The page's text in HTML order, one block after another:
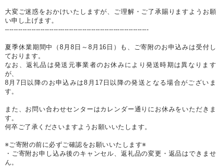
大変ご迷惑をおかけいたしますが、ご理解・ご了承賜りますようお願
い申し上げます。
-----------------------------------------------------------------
夏季休業期間中（8月8日～8月16日）も、ご寄附のお申込みは受付し
ております。
なお、返礼品は発送元事業者のお休みにより発送時期は異なります
が、
8月7日以降のお申込みは8月17日以降の発送となる場合がございま
す。
また、お問い合わせセンターはカレンダー通りにお休みをいただきま
す。
何卒ご了承くださいますようお願いいたします。
※ご寄附の前に必ずご確認をお願いいたします※
・ご寄附お申し込み後のキャンセル、返礼品の変更・返品はできませ
ん。